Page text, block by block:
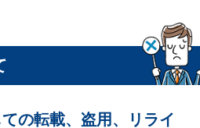
の転載、盗用、リライ